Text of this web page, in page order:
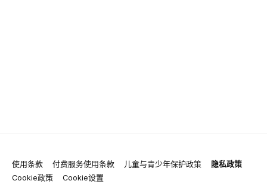
使用条款 付费服务使用条款 儿童与青少年保护政策
隐私政策
Cookie政策
Cookie设置